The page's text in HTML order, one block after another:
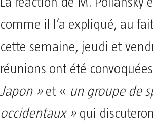
comme il l’a expliqué, au
cette semaine, jeudi et
réunions ont été
Japon »et « un groupe de
occidentaux »qui